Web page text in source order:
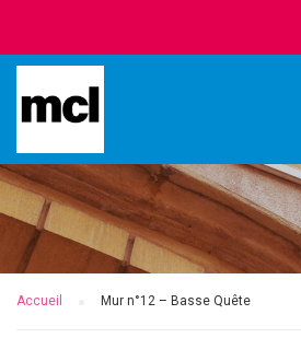
Accueil Mur n°12 – Basse Quête